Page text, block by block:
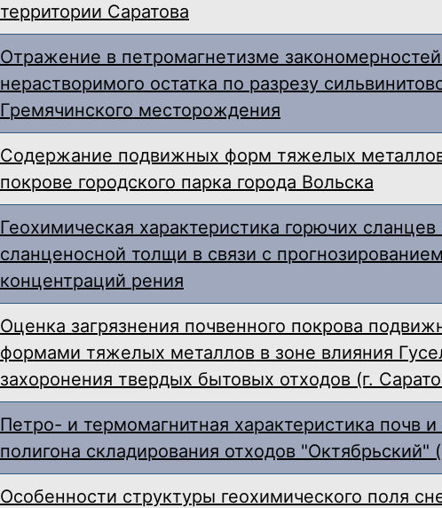
территории Саратова
Отражение в петромагнетизме
нерастворимого остатка по разрезу
Гремячинского месторождения
Содержание подвижных форм тяжелых
покрове городского парка города Вольска
Геохимическая характеристика горючих
сланценосной толщи в связи с
концентраций рения
Оценка загрязнения почвенного покрова
формами тяжелых металлов в зоне влияния
захоронения твердых бытовых отходов (г.
Петро- и термомагнитная характеристика почв и
полигона складирования отходов "Октябрьский"
Особенности структуры геохимического поля